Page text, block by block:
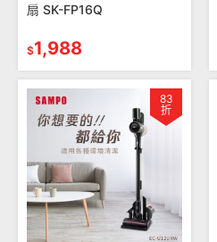
扇 SK-FP16Q
$1,988
83
折